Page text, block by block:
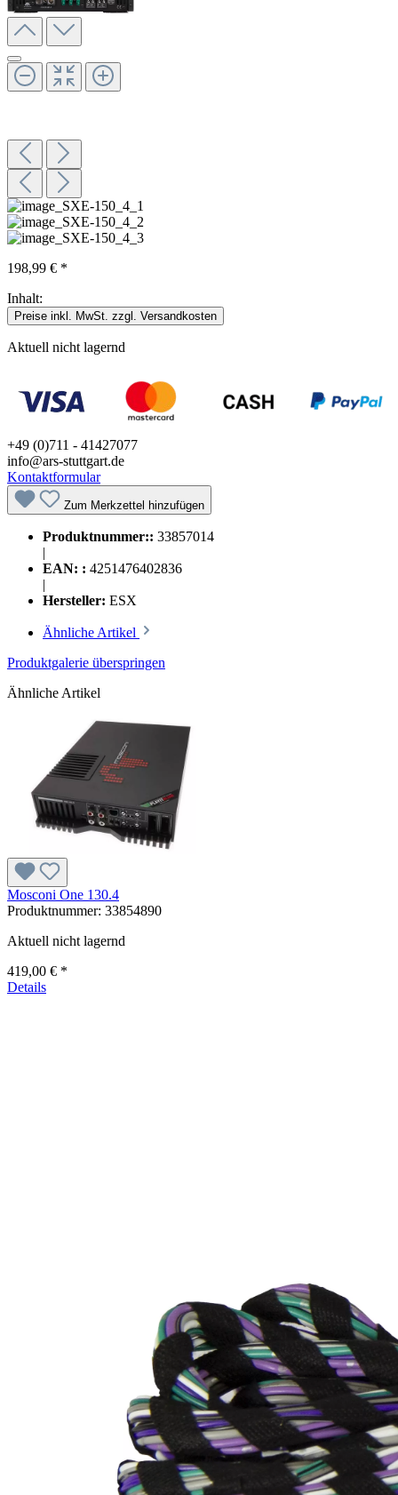
198,99 € *
Inhalt:
Preise inkl. MwSt. zzgl. Versandkosten
Aktuell nicht lagernd
+49 (0)711 - 41427077
info@ars-stuttgart.de
Kontaktformular
Zum Merkzettel hinzufügen
Produktnummer:: 33857014
|
EAN: : 4251476402836
|
Hersteller: ESX
Ähnliche Artikel
Produktgalerie überspringen
Ähnliche Artikel
Mosconi One 130.4
Produktnummer: 33854890
Aktuell nicht lagernd
419,00 € *
Details